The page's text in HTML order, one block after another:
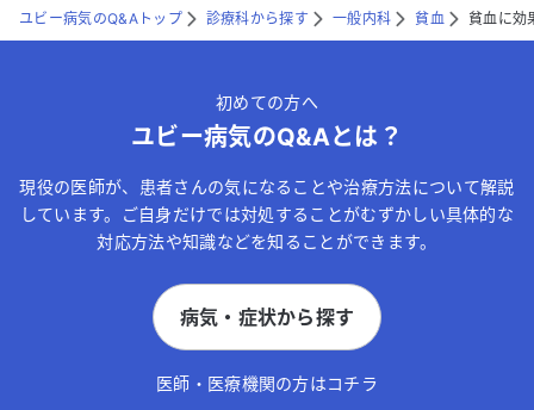
ユビー病気のQ&Aトップ 診療科から探す 一般内科 貧血 貧血に効
初めての方へ
ユビー病気のQ&Aとは？
現役の医師が、患者さんの気になることや治療方法について解説
しています。ご自身だけでは対処することがむずかしい具体的な
対応方法や知識などを知ることができます。
病気・症状から探す
医師・医療機関の方はコチラ